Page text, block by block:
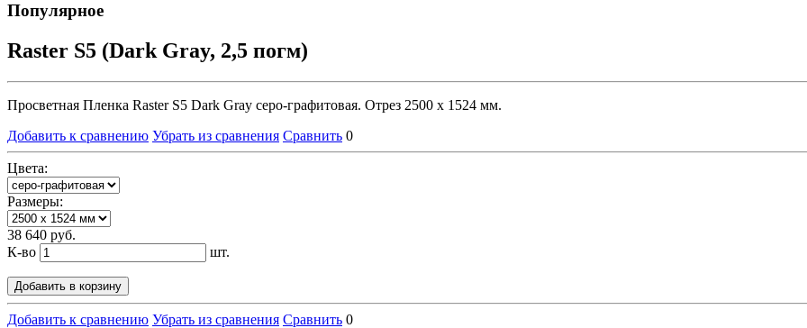
Популярное
Raster S5 (Dark Gray, 2,5 погм)
Просветная Пленка Raster S5 Dark Gray серо-графитовая. Отрез 2500 х 1524 мм.
Добавить к сравнению Убрать из сравнения Сравнить 0
Цвета:
Размеры:
38 640 руб.
К-во
шт.
Добавить в корзину
Добавить к сравнению Убрать из сравнения Сравнить 0